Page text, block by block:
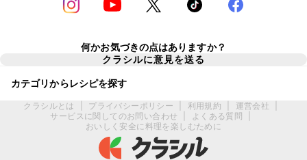
何かお気づきの点はありますか？
クラシルに意見を送る
カテゴリからレシピを探す
クラシルとは プライバシーポリシー 利用規約 運営会社
サービスに関してのお問い合わせ
よくある質問
おいしく安全に料理を楽しむために